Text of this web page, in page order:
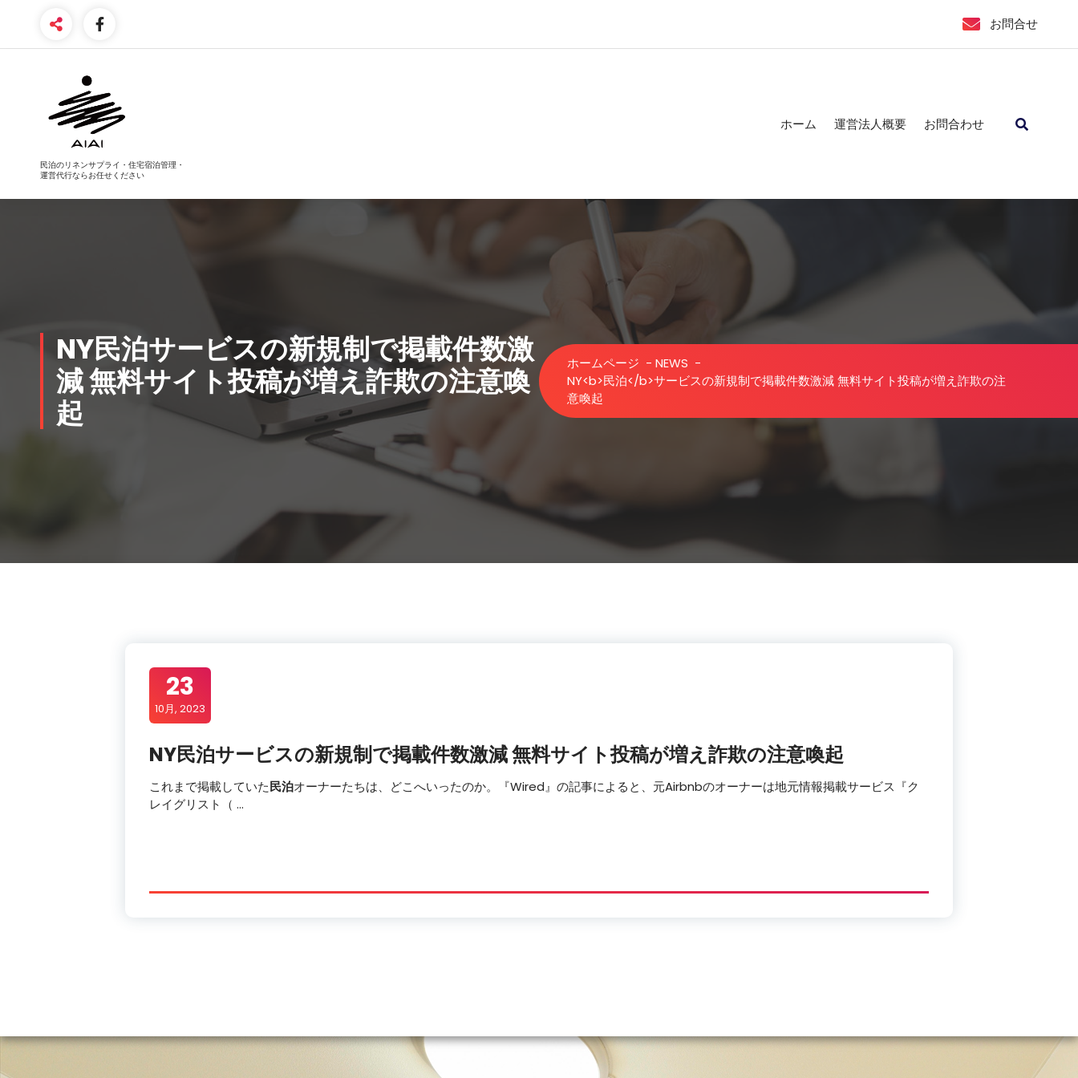
お問合せ
民泊のリネンサプライ・住宅宿泊管理・
運営代行ならお任せください
ホーム 運営法人概要 お問合わせ
NY民泊サービスの新規制で掲載件数激
減 無料サイト投稿が増え詐欺の注意喚
起
ホームページ - NEWS -
NY<b>民泊</b>サービスの新規制で掲載件数激減 無料サイト投稿が増え詐欺の注
意喚起
23
10月, 2023
NY民泊サービスの新規制で掲載件数激減 無料サイト投稿が増え詐欺の注意喚起
これまで掲載していた民泊オーナーたちは、どこへいったのか。『Wired』の記事によると、元Airbnbのオーナーは地元情報掲載サービス『ク
レイグリスト（ …